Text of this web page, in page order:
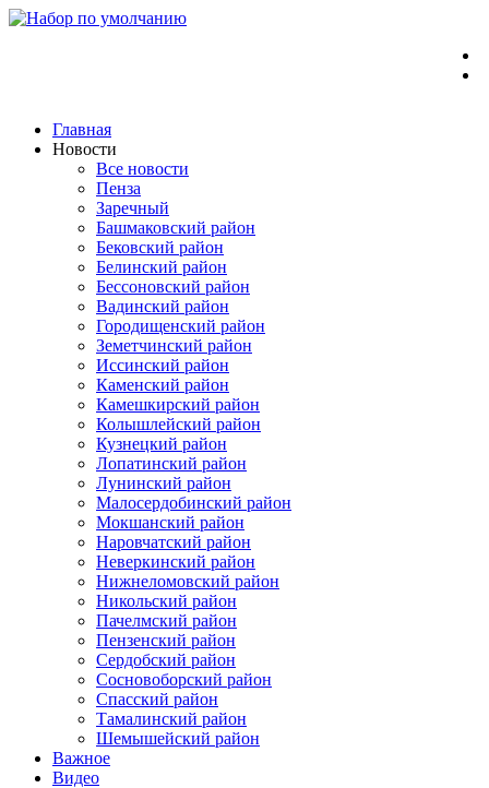
Перейти
Главная
Новости
Все новости
Пенза
Заречный
Башмаковский район
Бековский район
Белинский район
Бессоновский район
Вадинский район
Городищенский район
Земетчинский район
Иссинский район
Каменский район
Камешкирский район
Колышлейский район
Кузнецкий район
Лопатинский район
Лунинский район
Малосердобинский район
Мокшанский район
Наровчатский район
Неверкинский район
Нижнеломовский район
Никольский район
Пачелмский район
Пензенский район
Сердобский район
Сосновоборский район
Спасский район
Тамалинский район
Шемышейский район
Важное
Видео